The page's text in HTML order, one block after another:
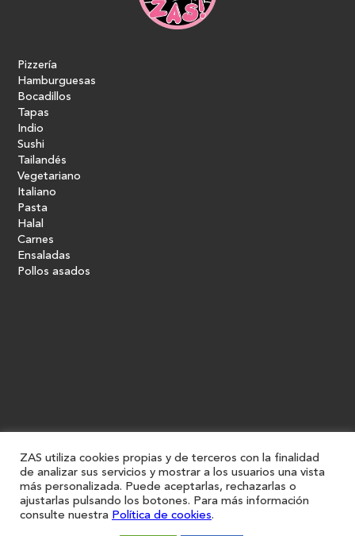
Pizzería
Hamburguesas
Bocadillos
Tapas
Indio
Sushi
Tailandés
Vegetariano
Italiano
Pasta
Halal
Carnes
Ensaladas
Pollos asados
ZAS utiliza cookies propias y de terceros con la finalidad
de analizar sus servicios y mostrar a los usuarios una vista
más personalizada. Puede aceptarlas, rechazarlas o
ajustarlas pulsando los botones. Para más información
consulte nuestra Política de cookies.